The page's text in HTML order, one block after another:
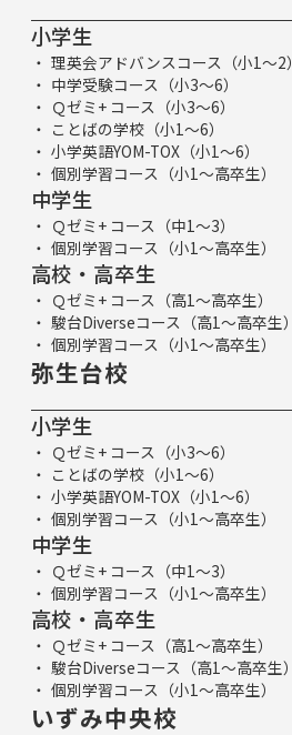
小学生
理英会アドバンスコース（小1～2）
中学受験コース（小3～6）
Ｑゼミ+ コース（小3～6）
ことばの学校（小1～6）
小学英語YOM-TOX（小1～6）
個別学習コース（小1～高卒生）
中学生
Ｑゼミ+ コース（中1～3）
個別学習コース（小1～高卒生）
高校・高卒生
Ｑゼミ+ コース（高1～高卒生）
駿台Diverseコース（高1～高卒生）
個別学習コース（小1～高卒生）
弥生台校
小学生
Ｑゼミ+ コース（小3～6）
ことばの学校（小1～6）
小学英語YOM-TOX（小1～6）
個別学習コース（小1～高卒生）
中学生
Ｑゼミ+ コース（中1～3）
個別学習コース（小1～高卒生）
高校・高卒生
Ｑゼミ+ コース（高1～高卒生）
駿台Diverseコース（高1～高卒生）
個別学習コース（小1～高卒生）
いずみ中央校